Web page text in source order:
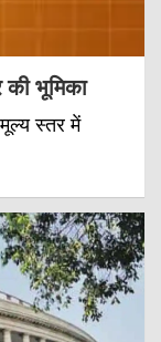
की भूमिका
स्तर में